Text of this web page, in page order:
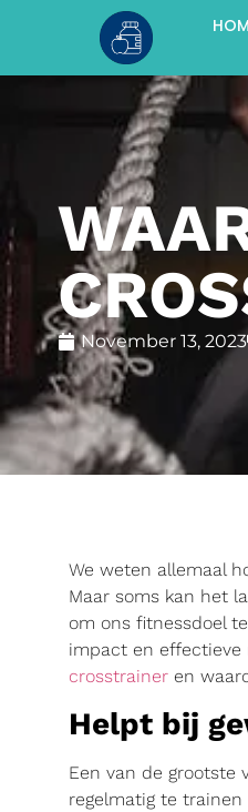
November 13, 2023
We weten allemaal
Maar soms kan het
om ons fitnessdoel
impact en effectieve
crosstrainer en
Helpt bij
Een van de grootste
regelmatig te